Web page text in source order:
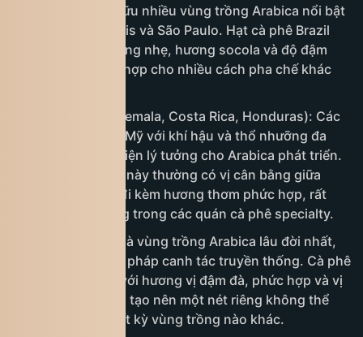
giới, Brazil sở hữu nhiều vùng trồng Arabica nổi bật
như Minas Gerais và São Paulo. Hạt cà phê Brazil
thường có vị đắng nhẹ, hương socola và độ đậm
vừa phải, thích hợp cho nhiều cách pha chế khác
Trung Mỹ (Guatemala, Costa Rica, Honduras): Các
quốc gia Trung Mỹ với khí hậu và thổ nhưỡng đa
dạng tạo điều kiện lý tưởng cho Arabica phát triển.
Cà phê từ vùng này thường có vị cân bằng giữa
chua và đắng, đi kèm hương thơm phức hợp, rất
được ưa chuộng trong các quán cà phê specialty.
Yemen: Yemen là vùng trồng Arabica lâu đời nhất,
với các phương pháp canh tác truyền thống. Cà phê
Yemen nổi bật với hương vị đậm đà, phức hợp và vị
chua đặc trưng, tạo nên một nét riêng không thể
nhầm lẫn với bất kỳ vùng trồng nào khác.